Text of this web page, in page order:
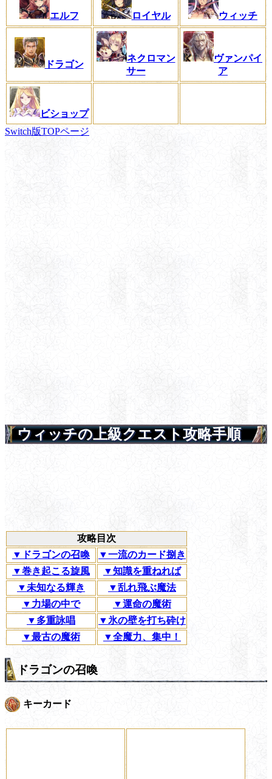
エルフ ロイヤル ウィッチ
ドラゴン
ネクロマン
サー
ヴァンパイ
ア
ビショップ
Switch版TOPページ
ウィッチの上級クエスト攻略手順
攻略目次
▼ドラゴンの召喚
▼一流のカード捌き
▼巻き起こる旋風
▼知識を重ねれば
▼未知なる輝き
▼乱れ飛ぶ魔法
▼力場の中で
▼運命の魔術
▼多重詠唱
▼氷の壁を打ち砕け
▼最古の魔術
▼全魔力、集中！
ドラゴンの召喚
キーカード